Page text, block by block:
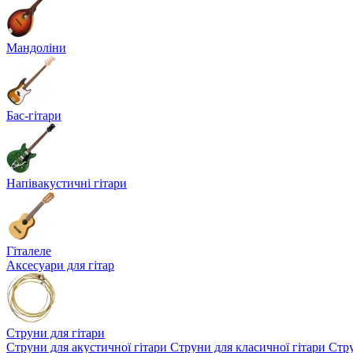
Мандоліни
Бас-гітари
Напівакустичні гітари
Гіталеле
Аксесуари для гітар
Струни для гітари
Струни для акустичної гітари Струни для класичної гітари